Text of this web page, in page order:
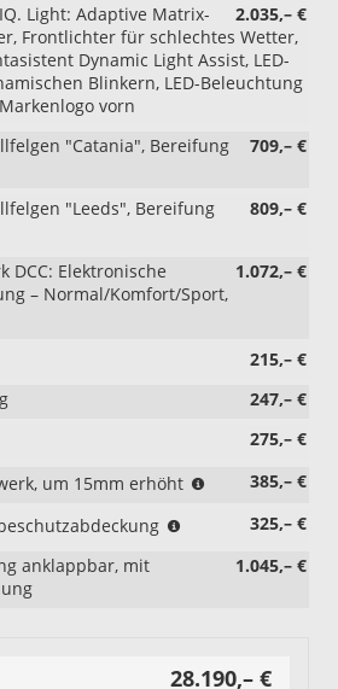
2.035,– €
Light: Adaptive Matrix-
Frontlichter für schlechtes Wetter,
Dynamic Light Assist, LED-
Blinkern, LED-Beleuchtung
vorn
709,– €
"Catania", Bereifung
809,– €
"Leeds", Bereifung
1.072,– €
DCC: Elektronische
– Normal/Komfort/Sport,
215,– €
247,– €
275,– €
385,– €
um 15mm erhöht
(nicht
325,– €
1.045,– €
anklappbar, mit
28.190,– €